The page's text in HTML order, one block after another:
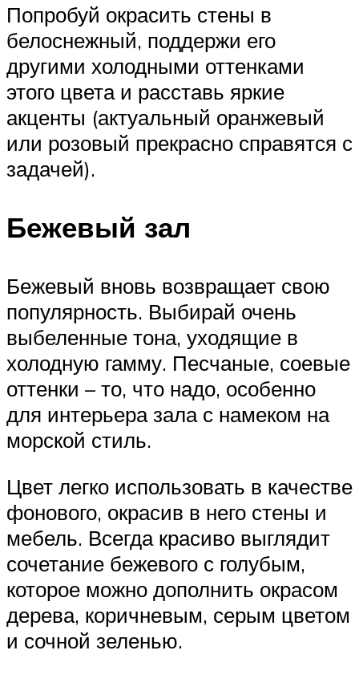
Попробуй окрасить стены в
белоснежный, поддержи его
другими холодными оттенками
этого цвета и расставь яркие
акценты (актуальный оранжевый
или розовый прекрасно справятся с
задачей).
Бежевый зал
Бежевый вновь возвращает свою
популярность. Выбирай очень
выбеленные тона, уходящие в
холодную гамму. Песчаные, соевые
оттенки – то, что надо, особенно
для интерьера зала с намеком на
морской стиль.
Цвет легко использовать в качестве
фонового, окрасив в него стены и
мебель. Всегда красиво выглядит
сочетание бежевого с голубым,
которое можно дополнить окрасом
дерева, коричневым, серым цветом
и сочной зеленью.